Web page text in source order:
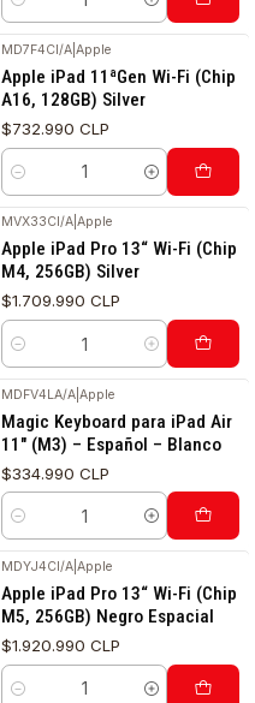
Cantidad
MD7F4CI/A |Apple
Apple iPad 11ªGen Wi-Fi (Chip
A16, 128GB) Silver
$732.990 CLP
Cantidad
MVX33CI/A |Apple
Apple iPad Pro 13“ Wi-Fi (Chip
M4, 256GB) Silver
$1.709.990 CLP
Cantidad
MDFV4LA/A |Apple
Magic Keyboard para iPad Air
11" (M3) – Español – Blanco
$334.990 CLP
Cantidad
MDYJ4CI/A |Apple
Apple iPad Pro 13“ Wi-Fi (Chip
M5, 256GB) Negro Espacial
$1.920.990 CLP